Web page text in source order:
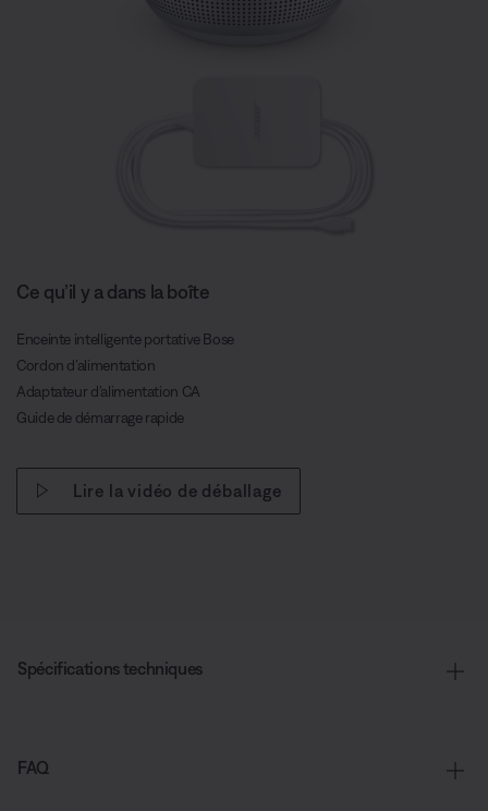
Ce qu’il y a dans la boîte
Enceinte intelligente portative Bose
Cordon d’alimentation
Adaptateur d’alimentation CA
Guide de démarrage rapide
Lire la vidéo de déballage
Spécifications techniques
FAQ